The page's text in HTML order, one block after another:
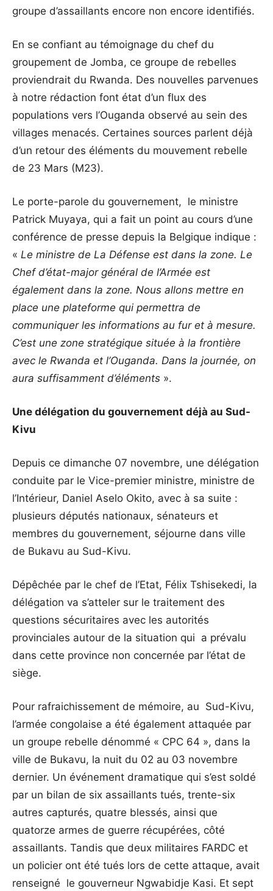
groupe d’assaillants encore non encore identifiés.
En se confiant au témoignage du chef du
groupement de Jomba, ce groupe de rebelles
proviendrait du Rwanda. Des nouvelles parvenues
à notre rédaction font état d’un flux des
populations vers l’Ouganda observé au sein des
villages menacés. Certaines sources parlent déjà
d’un retour des éléments du mouvement rebelle
de 23 Mars (M23).
Le porte-parole du gouvernement, le ministre
Patrick Muyaya, qui a fait un point au cours d’une
conférence de presse depuis la Belgique indique :
« Le ministre de La Défense est dans la zone. Le
Chef d’état-major général de l’Armée est
également dans la zone. Nous allons mettre en
place une plateforme qui permettra de
communiquer les informations au fur et à mesure.
C’est une zone stratégique située à la frontière
avec le Rwanda et l’Ouganda. Dans la journée, on
aura suffisamment d’éléments ».
Une délégation du gouvernement déjà au Sud-
Kivu
Depuis ce dimanche 07 novembre, une délégation
conduite par le Vice-premier ministre, ministre de
l’Intérieur, Daniel Aselo Okito, avec à sa suite :
plusieurs députés nationaux, sénateurs et
membres du gouvernement, séjourne dans ville
de Bukavu au Sud-Kivu.
Dépêchée par le chef de l’Etat, Félix Tshisekedi, la
délégation va s’atteler sur le traitement des
questions sécuritaires avec les autorités
provinciales autour de la situation qui a prévalu
dans cette province non concernée par l’état de
siège.
Pour rafraichissement de mémoire, au Sud-Kivu,
l’armée congolaise a été également attaquée par
un groupe rebelle dénommé « CPC 64 », dans la
ville de Bukavu, la nuit du 02 au 03 novembre
dernier. Un événement dramatique qui s’est soldé
par un bilan de six assaillants tués, trente-six
autres capturés, quatre blessés, ainsi que
quatorze armes de guerre récupérées, côté
assaillants. Tandis que deux militaires FARDC et
un policier ont été tués lors de cette attaque, avait
renseigné le gouverneur Ngwabidje Kasi. Et sept